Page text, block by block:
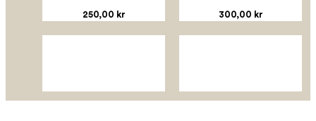
250,00 kr
300,00 kr